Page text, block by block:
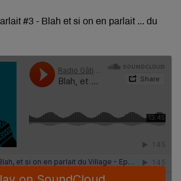
#3 - Blah et si on en parlait ... du